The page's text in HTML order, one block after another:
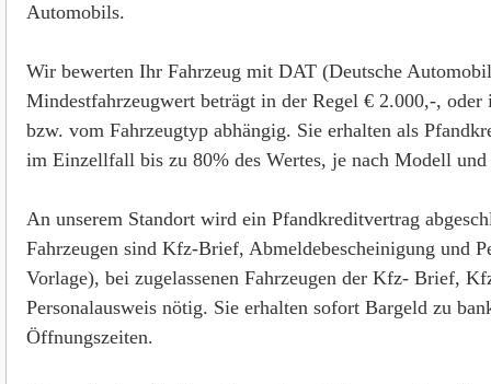
Automobils.
Wir bewerten Ihr Fahrzeug mit DAT (Deutsche
Mindestfahrzeugwert beträgt in der Regel € 2.000,-, oder
bzw. vom Fahrzeugtyp abhängig. Sie erhalten als
im Einzellfall bis zu 80% des Wertes, je nach Modell und
An unserem Standort wird ein Pfandkreditvertrag
Fahrzeugen sind Kfz-Brief, Abmeldebescheinigung und
Vorlage), bei zugelassenen Fahrzeugen der Kfz- Brief,
Personalausweis nötig. Sie erhalten sofort Bargeld zu
Öffnungszeiten.